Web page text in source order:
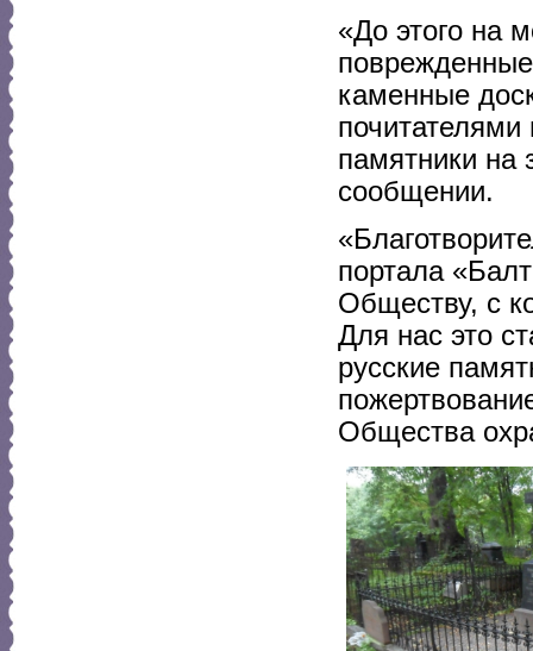
«До этого на
каменные
памятники на
сообщении.
портала
Обществу, с
Для нас это
русские
Общества